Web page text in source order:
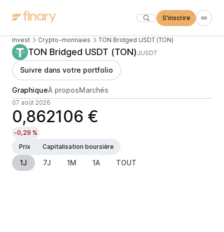
S'inscrire
Invest Crypto-monnaies TON Bridged USDT (TON)
TON Bridged USDT (TON) JUSDT
Suivre dans votre portfolio
GraphiqueÀ proposMarchés
07 août 2026
0,862106 €
-0,29 %
Prix
Capitalisation boursière
1J 7J 1M 1A TOUT